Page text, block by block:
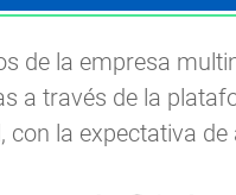
de la empresa
a través de la
con la expectativa